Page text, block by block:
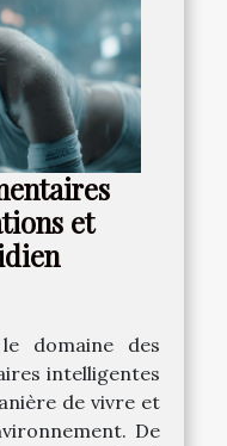
et
domaine des
intelligentes
de vivre et
De